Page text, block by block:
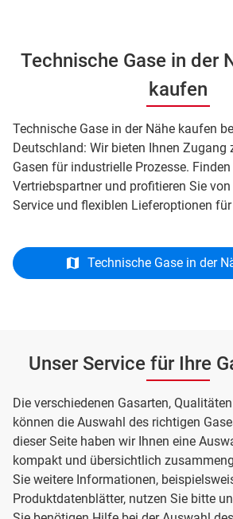
Technische Gase in der
kaufen
Technische Gase in der Nähe kaufen
Deutschland: Wir bieten Ihnen Zugang
Gasen für industrielle Prozesse.
Vertriebspartner und profitieren Sie
Service und flexiblen Lieferoptionen
Technische Gase in der
Unser Service für Ihre
Die verschiedenen Gasarten,
können die Auswahl des richtigen
dieser Seite haben wir Ihnen eine
kompakt und übersichtlich
Sie weitere Informationen,
Produktdatenblätter, nutzen Sie bitte